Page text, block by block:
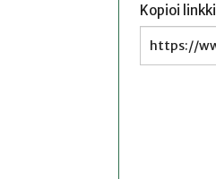
Kopioi linkki